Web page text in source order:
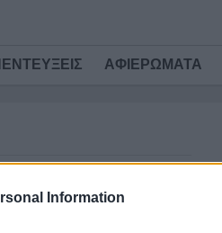
Information
ΑΦΙΕΡΩΜΑΤΑ
θλάση του